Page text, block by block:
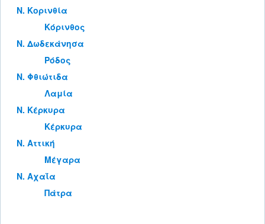
Ν. Κορινθία
Κόρινθος
Ν. Δωδεκάνησα
Ρόδος
Ν. Φθιώτιδα
Λαμία
Ν. Κέρκυρα
Κέρκυρα
Ν. Αττική
Μέγαρα
Ν. Αχαΐα
Πάτρα